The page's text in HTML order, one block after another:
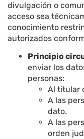
divulgación o
acceso sea
conocimiento
autorizados
Principio
enviar los
personas:
Al titular
A las
dato.
A las
orden